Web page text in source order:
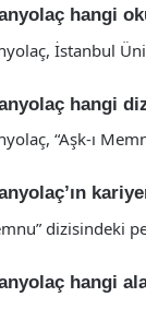
hangi
İstanbul
hangi
“Aşk-ı
dizisindeki
hangi